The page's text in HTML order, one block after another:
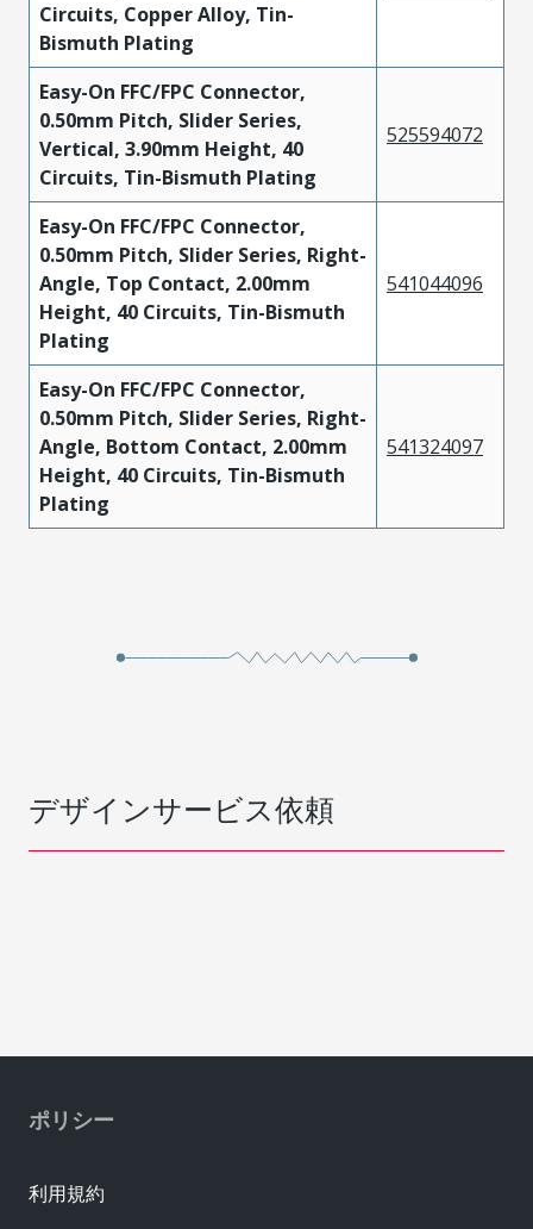
Circuits, Copper Alloy, Tin-
Bismuth Plating
Easy-On FFC/FPC Connector,
0.50mm Pitch, Slider Series,
Vertical, 3.90mm Height, 40
Circuits, Tin-Bismuth Plating
525594072
Easy-On FFC/FPC Connector,
0.50mm Pitch, Slider Series, Right-
Angle, Top Contact, 2.00mm
Height, 40 Circuits, Tin-Bismuth
Plating
541044096
Easy-On FFC/FPC Connector,
0.50mm Pitch, Slider Series, Right-
Angle, Bottom Contact, 2.00mm
Height, 40 Circuits, Tin-Bismuth
Plating
541324097
デザインサービス依頼
ポリシー
利用規約